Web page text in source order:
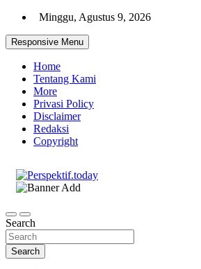
Skip
content
Minggu, Agustus 9, 2026
Responsive Menu
Home
Tentang Kami
More
Privasi Policy
Disclaimer
Redaksi
Copyright
Search
Search